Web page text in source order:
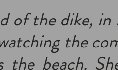
of the dike,
the
the beach.